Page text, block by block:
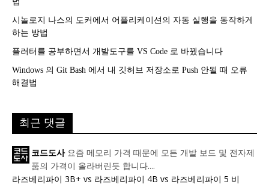
시놀로지 나스의 도커에서 어플리케이션의 자동 실행을 동작하게
하는 방법
플러터를 공부하면서 개발도구를 VS Code 로 바꿨습니다
Windows 의 Git Bash 에서 내 깃허브 저장소로 Push 안될 때 오류
해결법
최근 댓글
코드도사 요즘 메모리 가격 때문에 모든 개발 보드 및 전자제
품의 가격이 올라버린듯 합니다....
라즈베리파이 3B+ vs 라즈베리파이 4B vs 라즈베리파이 5 비